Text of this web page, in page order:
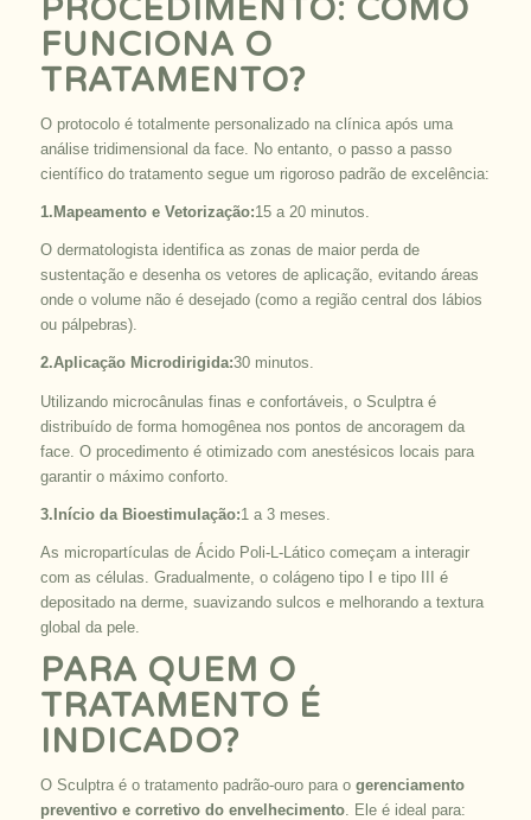
PROCEDIMENTO: COMO
FUNCIONA O
TRATAMENTO?
O protocolo é totalmente personalizado na clínica após uma
análise tridimensional da face. No entanto, o passo a passo
científico do tratamento segue um rigoroso padrão de excelência:
1.Mapeamento e Vetorização:15 a 20 minutos.
O dermatologista identifica as zonas de maior perda de
sustentação e desenha os vetores de aplicação, evitando áreas
onde o volume não é desejado (como a região central dos lábios
ou pálpebras).
2.Aplicação Microdirigida:30 minutos.
Utilizando microcânulas finas e confortáveis, o Sculptra é
distribuído de forma homogênea nos pontos de ancoragem da
face. O procedimento é otimizado com anestésicos locais para
garantir o máximo conforto.
3.Início da Bioestimulação:1 a 3 meses.
As micropartículas de Ácido Poli-L-Lático começam a interagir
com as células. Gradualmente, o colágeno tipo I e tipo III é
depositado na derme, suavizando sulcos e melhorando a textura
global da pele.
PARA QUEM O
TRATAMENTO É
INDICADO?
O Sculptra é o tratamento padrão-ouro para o gerenciamento
preventivo e corretivo do envelhecimento. Ele é ideal para: